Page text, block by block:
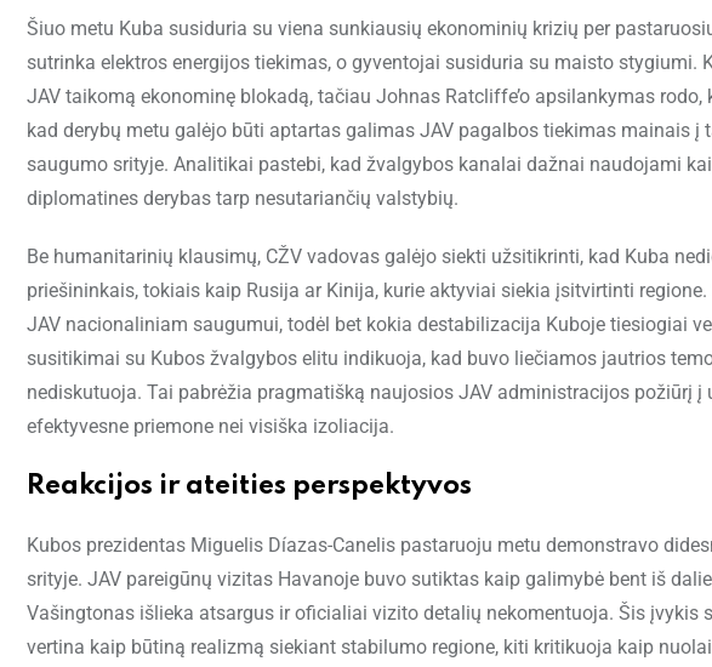
Šiuo metu Kuba susiduria su viena sunkiausių ekonominių krizių per
sutrinka elektros energijos tiekimas, o gyventojai susiduria su maisto
JAV taikomą ekonominę blokadą, tačiau Johnas Ratcliffe’o apsilankymas
kad derybų metu galėjo būti aptartas galimas JAV pagalbos tiekimas mainais
saugumo srityje. Analitikai pastebi, kad žvalgybos kanalai dažnai naudojami
diplomatines derybas tarp nesutariančių valstybių.
Be humanitarinių klausimų, CŽV vadovas galėjo siekti užsitikrinti, kad Kuba
priešininkais, tokiais kaip Rusija ar Kinija, kurie aktyviai siekia įsitvirtinti
JAV nacionaliniam saugumui, todėl bet kokia destabilizacija Kuboje tiesiogiai
susitikimai su Kubos žvalgybos elitu indikuoja, kad buvo liečiamos jautrios
nediskutuoja. Tai pabrėžia pragmatišką naujosios JAV administracijos požiūrį
efektyvesne priemone nei visiška izoliacija.
Reakcijos ir ateities perspektyvos
Kubos prezidentas Miguelis Díazas-Canelis pastaruoju metu demonstravo
srityje. JAV pareigūnų vizitas Havanoje buvo sutiktas kaip galimybė bent iš
Vašingtonas išlieka atsargus ir oficialiai vizito detalių nekomentuoja. Šis įvykis
vertina kaip būtiną realizmą siekiant stabilumo regione, kiti kritikuoja kaip